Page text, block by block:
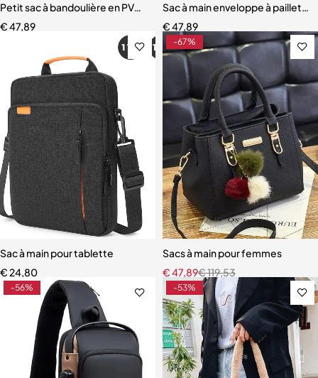
Petit sac à bandoulière en PVC pour femme
€47,89
Sac à main enveloppe à
€47,89
Sac à main pour tablette
€24,80
-67%
Sacs à main pour femmes
€119,53
€47,89
-56% -53%